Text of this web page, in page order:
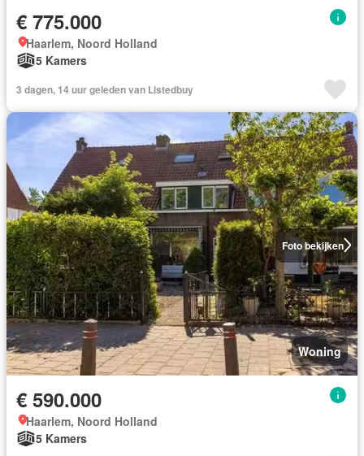
€ 775.000
Haarlem, Noord Holland
5 Kamers
3 dagen, 14 uur geleden van Listedbuy
Foto bekijken
Woning
€ 590.000
Haarlem, Noord Holland
5 Kamers